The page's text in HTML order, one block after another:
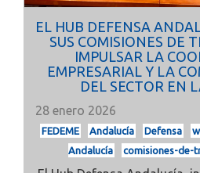
EL HUB DEFENSA
SUS COMISIONES DE
IMPULSAR LA
EMPRESARIAL Y LA
DEL SECTOR EN
28 enero 2026
FEDEME Andalucía Defensa
Andalucía
comisiones-de-